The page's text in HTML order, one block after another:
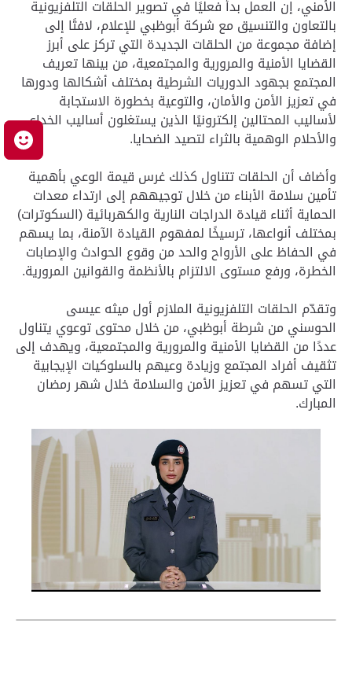
الأمني، إن العمل بدأ فعليًا في تصوير الحلقات التلفزيونية
بالتعاون والتنسيق مع شركة أبوظبي للإعلام، لافتًا إلى
إضافة مجموعة من الحلقات الجديدة التي تركز على أبرز
القضايا الأمنية والمرورية والمجتمعية، من بينها تعريف
المجتمع بجهود الدوريات الشرطية بمختلف أشكالها ودورها
في تعزيز الأمن والأمان، والتوعية بخطورة الاستجابة
لأساليب المحتالين إلكترونيًا الذين يستغلون أساليب الخداع
والأحلام الوهمية بالثراء لتصيد الضحايا.
وأضاف أن الحلقات تتناول كذلك غرس قيمة الوعي بأهمية
تأمين سلامة الأبناء من خلال توجيههم إلى ارتداء معدات
الحماية أثناء قيادة الدراجات النارية والكهربائية (السكوترات)
بمختلف أنواعها، ترسيخًا لمفهوم القيادة الآمنة، بما يسهم
في الحفاظ على الأرواح والحد من وقوع الحوادث والإصابات
الخطرة، ورفع مستوى الالتزام بالأنظمة والقوانين المرورية.
وتقدّم الحلقات التلفزيونية الملازم أول ميثه عيسى
الحوسني من شرطة أبوظبي، من خلال محتوى توعوي يتناول
عددًا من القضايا الأمنية والمرورية والمجتمعية، ويهدف إلى
تثقيف أفراد المجتمع وزيادة وعيهم بالسلوكيات الإيجابية
التي تسهم في تعزيز الأمن والسلامة خلال شهر رمضان
المبارك.